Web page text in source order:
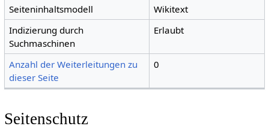
Seiteninhaltsmodell
Wikitext
Indizierung durch
Suchmaschinen
Erlaubt
Anzahl der Weiterleitungen zu
dieser Seite
0
Seitenschutz